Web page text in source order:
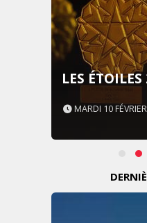
LES
MARDI 10